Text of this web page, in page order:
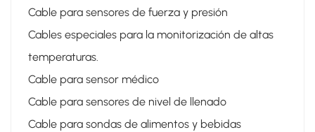
Cable para sensores de fuerza y ​​presión
Cables especiales para la monitorización de altas
temperaturas.
Cable para sensor médico
Cable para sensores de nivel de llenado
Cable para sondas de alimentos y bebidas